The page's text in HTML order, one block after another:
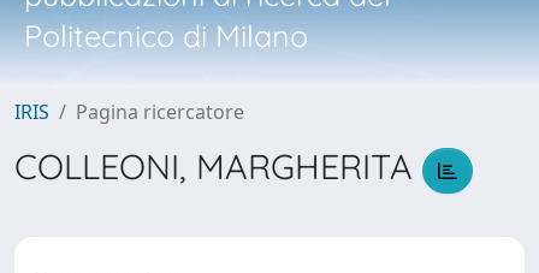
Politecnico di Milano
IRIS Pagina ricercatore
COLLEONI, MARGHERITA